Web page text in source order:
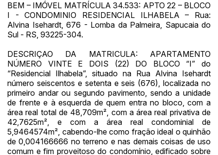
BEM – IMÓVEL MATRÍCULA 34.533: APTO 22 – BLOCO
I - CONDOMINIO RESIDENCIAL ILHABELA – Rua:
Alvina Isehardt, 676 - Lomba da Palmeira, Sapucaia do
Sul - RS, 93225-304.
DESCRIÇAO DA MATRICULA: APARTAMENTO
NÚMERO VINTE E DOIS (22) DO BLOCO “I” do
“Residencial Ilhabela”, situado na Rua Alvina Isehardt
número seiscentos e setenta e seis (676), localizada no
primeiro andar ou segundo pavimento, sendo a unidade
de frente e à esquerda de quem entra no bloco, com a
área real total de 48,709m², com a área real privativa de
42,7625m², e com a área real condominial de
5,9464574m², cabendo-lhe como fração ideal o quinhão
de 0,004166666 no terreno e nas demais coisas de uso
comum e fim proveitoso do condomínio, edificado sobre
Envie sua Proposta
(Art. 895, CPC)
Histórico de Propostas
Data Usuário Valor
14/04/2025 18:43:11 TIAGOFELIPE R$ 1,00
14/04/2025 18:43:11 TIAGOFELIPE R$ 1,00
Clique aqui para fazer login
Habilite-se para efetuar lances ou
propostas